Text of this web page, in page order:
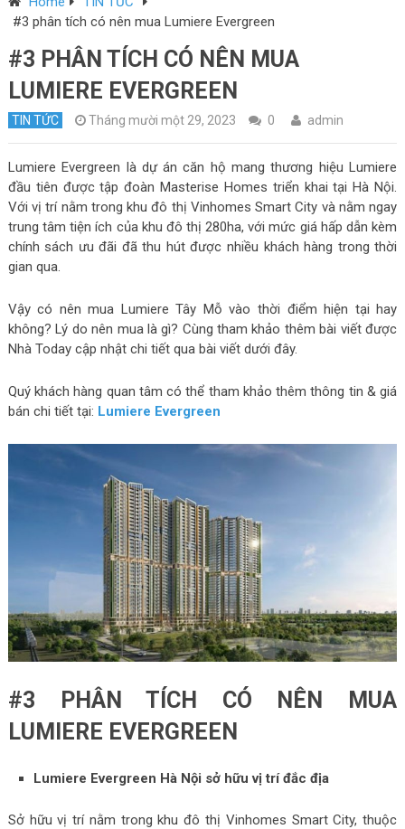
#3 phân tích có nên mua Lumiere Evergreen
#3 PHÂN TÍCH CÓ NÊN MUA
LUMIERE EVERGREEN
TIN TỨC Tháng mười một 29, 2023 0 admin
Lumiere Evergreen là dự án căn hộ mang thương hiệu Lumiere
đầu tiên được tập đoàn Masterise Homes triển khai tại Hà Nội.
Với vị trí nằm trong khu đô thị Vinhomes Smart City và nằm ngay
trung tâm tiện ích của khu đô thị 280ha, với mức giá hấp dẫn kèm
chính sách ưu đãi đã thu hút được nhiều khách hàng trong thời
gian qua.
Vậy có nên mua Lumiere Tây Mỗ vào thời điểm hiện tại hay
không? Lý do nên mua là gì? Cùng tham khảo thêm bài viết được
Nhà Today cập nhật chi tiết qua bài viết dưới đây.
Quý khách hàng quan tâm có thể tham khảo thêm thông tin & giá
bán chi tiết tại: Lumiere Evergreen
#3 PHÂN TÍCH CÓ NÊN MUA
LUMIERE EVERGREEN
Lumiere Evergreen Hà Nội sở hữu vị trí đắc địa
Sở hữu vị trí nằm trong khu đô thị Vinhomes Smart City, thuộc